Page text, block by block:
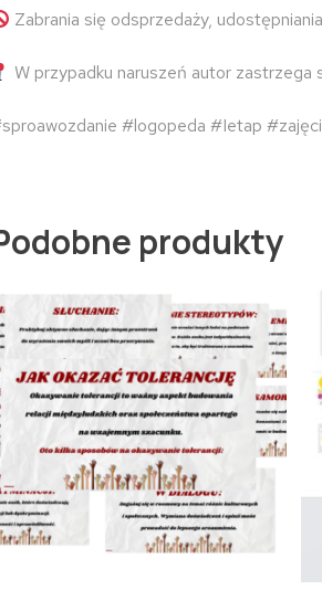
Zabrania się odsprzedaży,
W przypadku naruszeń autor
#logopeda #Ietap
produkty